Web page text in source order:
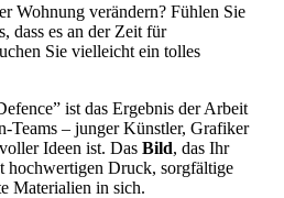
Wohnung verändern? Fühlen Sie
dass es an der Zeit für
Sie vielleicht ein tolles
ist das Ergebnis der Arbeit
Teams – junger Künstler, Grafiker
Ideen ist. Das Bild, das Ihr
hochwertigen Druck, sorgfältige
Materialien in sich.